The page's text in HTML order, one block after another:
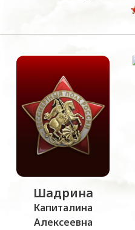
Шадрина
Капиталина
Алексеевна